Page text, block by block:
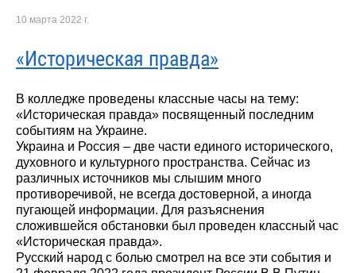
10 марта 2022 г.
«Историческая правда»
В колледже проведены классные часы на тему:
«Историческая правда» посвященный последним
событиям на Украине.
Украина и Россия – две части единого исторического,
духовного и культурного пространства. Сейчас из
различных источников мы слышим много
противоречивой, не всегда достоверной, а иногда
пугающей информации. Для разъяснения
сложившейся обстановки был проведен классный час
«Историческая правда».
Русский народ с болью смотрел на все эти события и